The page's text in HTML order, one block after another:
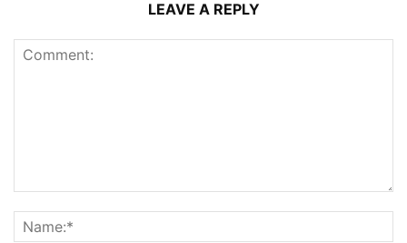
LEAVE A REPLY